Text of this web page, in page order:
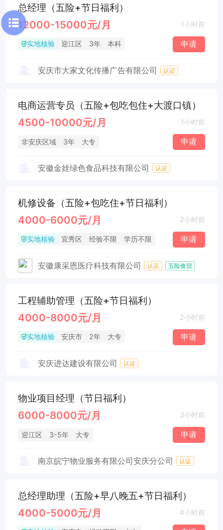
总经理（五险+节日福利）
12000-15000元/月 1小时前
实地核验 迎江区 3年 本科 申请
安庆市大家文化传播广告有限公司 认证
电商运营专员（五险+包吃包住+大渡口镇）
4500-10000元/月 1小时前
非安庆区域 3年 大专 申请
安徽金娃绿色食品科技有限公司 认证
机修设备（五险+包吃住+节日福利）
4000-6000元/月 2小时前
实地核验 宜秀区 经验不限 学历不限 申请
安徽康采恩医疗科技有限公司 认证 五险食宿
工程辅助管理（五险+节日福利）
4000-8000元/月 2小时前
实地核验 安庆市 2年 大专 申请
安庆进达建设有限公司 认证
物业项目经理（节日福利）
6000-8000元/月 3小时前
迎江区 3-5年 大专 申请
南京皖宁物业服务有限公司安庆分公司 认证
总经理助理（五险+早八晚五+节日福利）
4000-5000元/月 4小时前